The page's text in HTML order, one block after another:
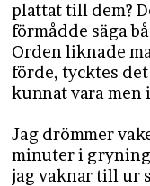
plattat till dem?
förmådde säga
Orden liknade
förde, tycktes
kunnat vara
Jag drömmer
minuter i
jag vaknar till ur